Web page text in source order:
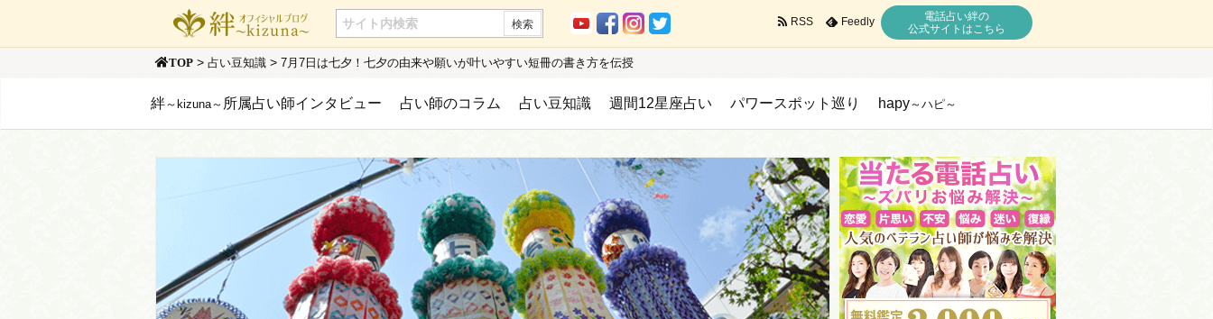
RSS Feedly
電話占い絆の
公式サイトはこちら
TOP > 占い豆知識 > 7月7日は七夕！七夕の由来や願いが叶いやすい短冊の書き方を伝授
絆～kizuna～ 所属占い師インタビュー 占い師のコラム 占い豆知識 週間12星座占い パワースポット巡り hapy～ハピ～